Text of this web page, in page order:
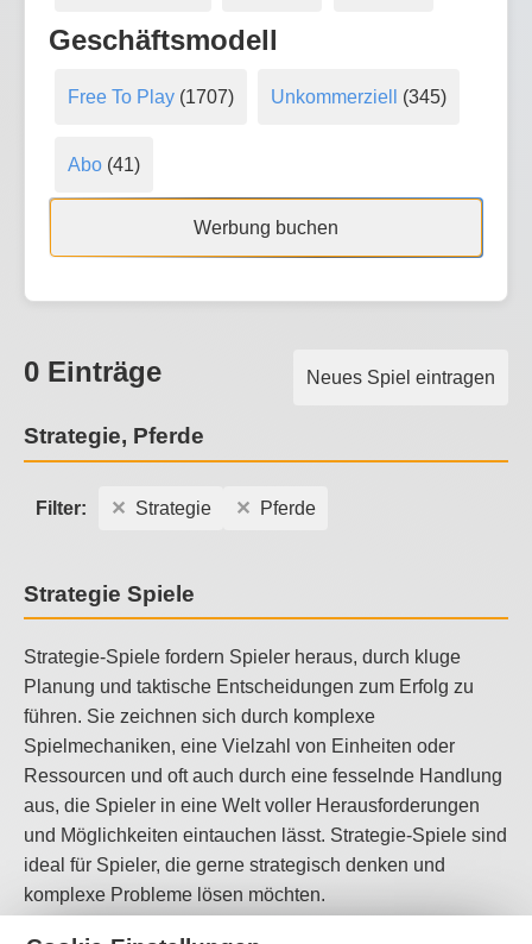
Geschäftsmodell
Free To Play(1707) Unkommerziell (345)
Abo(41)
Werbung buchen
Neues Spiel eintragen
0 Einträge
Strategie, Pferde
Filter: Strategie Pferde
Strategie Spiele
Strategie-Spiele fordern Spieler heraus, durch kluge
Planung und taktische Entscheidungen zum Erfolg zu
führen. Sie zeichnen sich durch komplexe
Spielmechaniken, eine Vielzahl von Einheiten oder
Ressourcen und oft auch durch eine fesselnde Handlung
aus, die Spieler in eine Welt voller Herausforderungen
und Möglichkeiten eintauchen lässt. Strategie-Spiele sind
ideal für Spieler, die gerne strategisch denken und
komplexe Probleme lösen möchten.